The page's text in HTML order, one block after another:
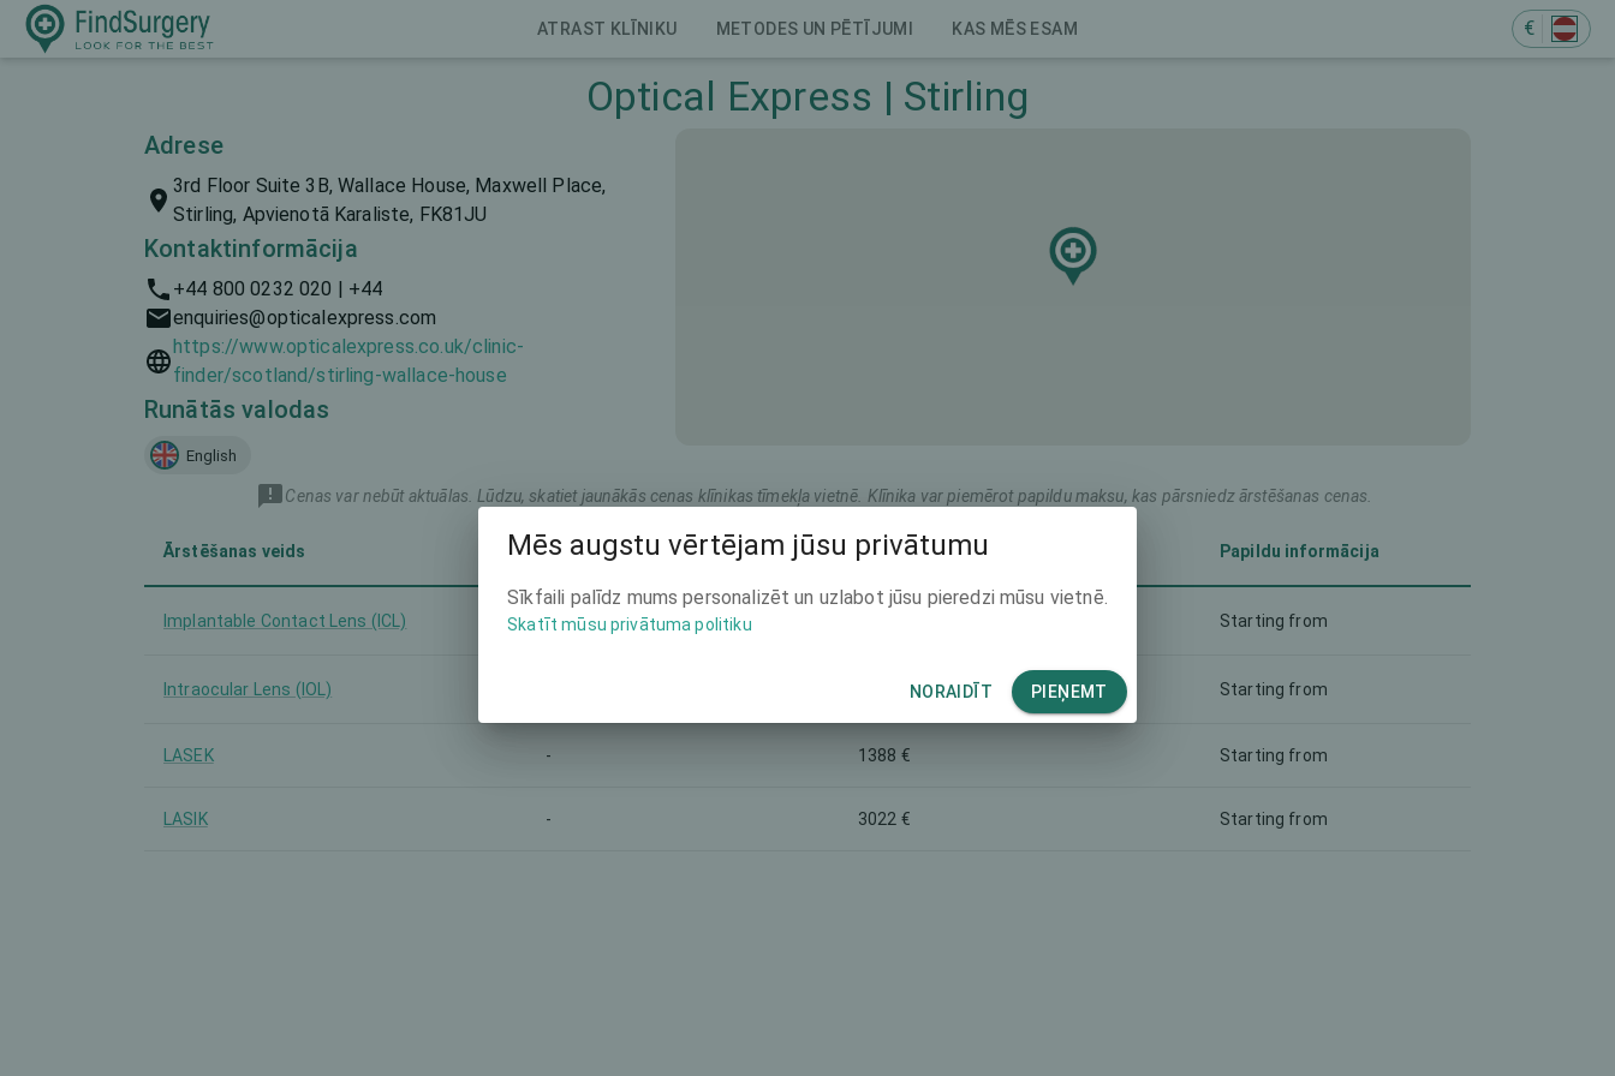
ATRAST KLĪNIKU METODES UN PĒTĪJUMI KAS MĒS ESAM €
Optical Express | Stirling
Adrese
3rd Floor Suite 3B, Wallace House, Maxwell Place,
Stirling, Apvienotā Karaliste, FK81JU
Kontaktinformācija
+44 800 0232 020 | +44
enquiries@opticalexpress.com
https://www.opticalexpress.co.uk/clinic-
finder/scotland/stirling-wallace-house
Runātās valodas
English
Cenas var nebūt aktuālas. Lūdzu, skatiet jaunākās cenas klīnikas tīmekļa vietnē. Klīnika var piemērot papildu maksu, kas pārsniedz ārstēšanas cenas.
Ārstēšanas veids Mārketinga nosaukums Kopējā cena (abām acīm) Papildu informācija
Implantable Contact Lens (ICL) - Starting from
Intraocular Lens (IOL) Starting from
LASEK - 1388 € Starting from
LASIK - 3022 € Starting from
Mēs augstu vērtējam jūsu privātumu
Sīkfaili palīdz mums personalizēt un uzlabot jūsu pieredzi mūsu vietnē.
Skatīt mūsu privātuma politiku
NORAIDĪT PIEŅEMT